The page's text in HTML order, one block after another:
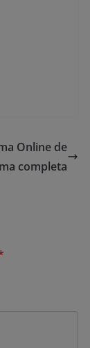
Online de
completa